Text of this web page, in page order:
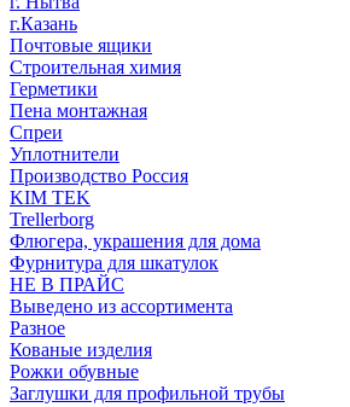
г.Казань
Почтовые ящики
Строительная химия
Герметики
Пена монтажная
Спреи
Уплотнители
Производство Россия
KIM TEK
Trellerborg
Флюгера, украшения для дома
Фурнитура для шкатулок
НЕ В ПРАЙС
Выведено из ассортимента
Разное
Кованые изделия
Рожки обувные
Заглушки для профильной трубы